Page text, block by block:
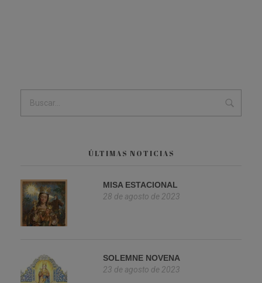
ÚLTIMAS NOTICIAS
MISA ESTACIONAL
28 de agosto de 2023
SOLEMNE NOVENA
23 de agosto de 2023